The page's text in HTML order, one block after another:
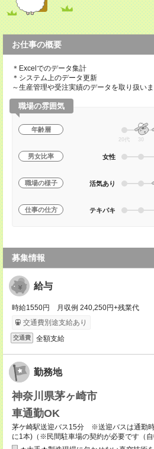
お仕事の概要
＊Excelでのデータ集計
＊システム上のデータ更新
～生産管理や受注実績のデータを取り扱い
職場の雰囲気
年齢層
20代 30
男女比率 女性
職場の様子 活気あり
仕事の仕方 テキパキ
募集情報
給与
時給1550円 月収例 240,250円+残業代
交通費別途支給あり
交通費 全額支給
勤務地
神奈川県茅ヶ崎市
車通勤OK
茅ケ崎駅送迎バス15分 ※送迎バスは通勤
に1本)（※民間駐車場の契約が必要です（自